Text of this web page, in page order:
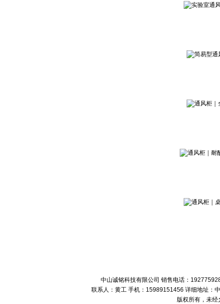
中山诚铭科技有限公司 销售电话：
联系人：黄工 手机：15989151456 详细地址：
版权所有，未经